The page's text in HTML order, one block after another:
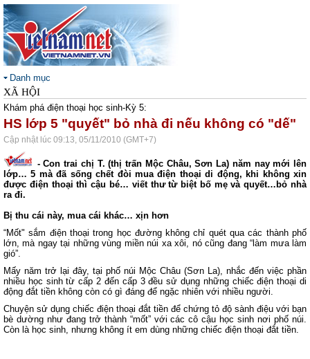
Danh mục
XÃ HỘI
Khám phá điện thoại học sinh-Kỳ 5:
HS lớp 5 "quyết" bỏ nhà đi nếu không có "dế"
Cập nhật lúc 09:13, 05/11/2010 (GMT+7)
- Con trai chị T. (thị trấn Mộc Châu, Sơn La) năm nay mới lên
lớp… 5 mà đã sống chết đòi mua điện thoại di động, khi không xin
được điện thoại thì cậu bé… viết thư từ biệt bố mẹ và quyết…bỏ nhà
ra đi.
Bị thu cái này, mua cái khác… xịn hơn
“Mốt" sắm điện thoại trong học đường không chỉ quét qua các thành phố
lớn, mà ngay tại những vùng miền núi xa xôi, nó cũng đang “làm mưa làm
gió”.
Mấy năm trở lại đây, tại phố núi Mộc Châu (Sơn La), nhắc đến việc phần
nhiều học sinh từ cấp 2 đến cấp 3 đều sử dụng những chiếc điện thoại di
động đắt tiền không còn có gì đáng để ngặc nhiên với nhiều người.
Chuyện sử dụng chiếc điện thoại đắt tiền để chứng tỏ độ sành điệu với bạn
bè dường như đang trở thành “mốt” với các cô cậu học sinh nơi phố núi.
Còn là học sinh, nhưng không ít em dùng những chiếc điện thoại đắt tiền.